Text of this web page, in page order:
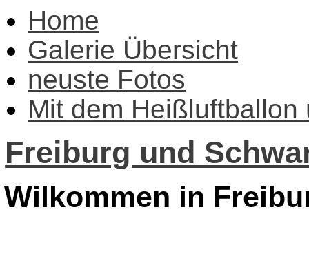
Home
Galerie Übersicht
neuste Fotos
Mit dem Heißluftballon
Freiburg und
Wilkommen in